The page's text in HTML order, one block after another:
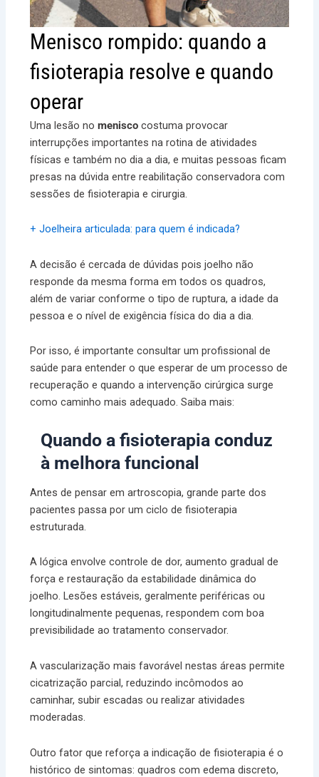
Menisco rompido: quando a
fisioterapia resolve e quando
operar
Uma lesão nomeniscocostuma provocar
interrupções importantes na rotina de atividades
físicas e também no dia a dia, e muitas pessoas ficam
presas na dúvida entre reabilitação conservadora com
sessões de fisioterapia e cirurgia.
+ Joelheira articulada: para quem é indicada?
A decisão é cercada de dúvidas pois joelho não
responde da mesma forma em todos os quadros,
além de variar conforme o tipo de ruptura, a idade da
pessoa e o nível de exigência física do dia a dia.
Por isso, é importante consultar um profissional de
saúde para entender o que esperar de um processo de
recuperação e quando a intervenção cirúrgica surge
como caminho mais adequado. Saiba mais:
Quando a fisioterapia conduz
à melhora funcional
Antes de pensar em artroscopia, grande parte dos
pacientes passa por um ciclo de fisioterapia
estruturada.
A lógica envolve controle de dor, aumento gradual de
força e restauração da estabilidade dinâmica do
joelho. Lesões estáveis, geralmente periféricas ou
longitudinalmente pequenas, respondem com boa
previsibilidade ao tratamento conservador.
A vascularização mais favorável nestas áreas permite
cicatrização parcial, reduzindo incômodos ao
caminhar, subir escadas ou realizar atividades
moderadas.
Outro fator que reforça a indicação de fisioterapia é o
histórico de sintomas: quadros com edema discreto,